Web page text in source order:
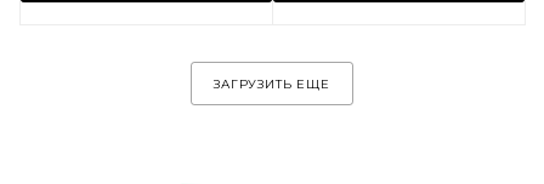
ЗАГРУЗИТЬ ЕЩЕ